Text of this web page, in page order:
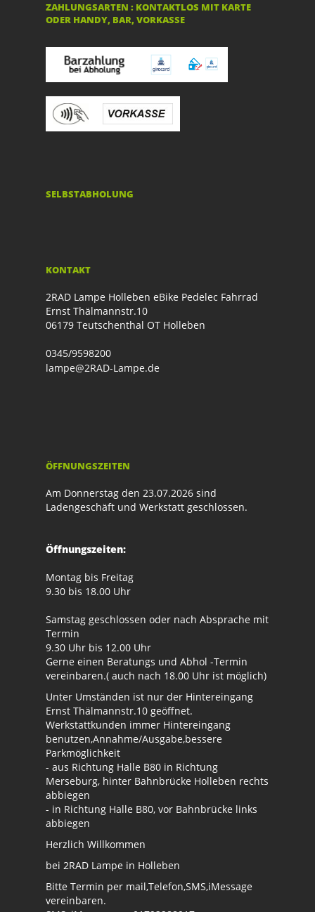
ZAHLUNGSARTEN : KONTAKTLOS MIT KARTE
ODER HANDY, BAR, VORKASSE
SELBSTABHOLUNG
KONTAKT
2RAD Lampe Holleben eBike Pedelec Fahrrad
Ernst Thälmannstr.10
06179 Teutschenthal OT Holleben
0345/9598200
lampe@2RAD-Lampe.de
ÖFFNUNGSZEITEN
Am Donnerstag den 23.07.2026 sind
Ladengeschäft und Werkstatt geschlossen.
Öffnungszeiten:
Montag bis Freitag
9.30 bis 18.00 Uhr
Samstag geschlossen oder nach Absprache mit
Termin
9.30 Uhr bis 12.00 Uhr
Gerne einen Beratungs und Abhol -Termin
vereinbaren.( auch nach 18.00 Uhr ist möglich)
Unter Umständen ist nur der Hintereingang
Ernst Thälmannstr.10 geöffnet.
Werkstattkunden immer Hintereingang
benutzen,Annahme/Ausgabe,bessere
Parkmöglichkeit
- aus Richtung Halle B80 in Richtung
Merseburg, hinter Bahnbrücke Holleben rechts
abbiegen
- in Richtung Halle B80, vor Bahnbrücke links
abbiegen
Herzlich Willkommen
bei 2RAD Lampe in Holleben
Bitte Termin per mail,Telefon,SMS,iMessage
vereinbaren.